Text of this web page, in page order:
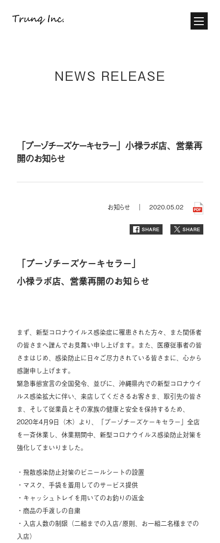
NEWS RELEASE
「プーゾチーズケーキセラー」小禄ラボ店、営業再
開のお知らせ
お知らせ ｜ 2020.05.02
「プーゾチーズケーキセラー」
小禄ラボ店、営業再開のお知らせ
まず、新型コロナウイルス感染症に罹患された方々、また関係者
の皆さまへ謹んでお見舞い申し上げます。また、医療従事者の皆
さまはじめ、感染防止に日々ご尽力されている皆さまに、心から
感謝申し上げます。
緊急事態宣言の全国発令、並びに、沖縄県内での新型コロナウイ
ルス感染拡大に伴い、来店してくださるお客さま、取引先の皆さ
ま、そして従業員とその家族の健康と安全を保持するため、
2020年4月9日（木）より、「プーゾチーズケーキセラー」全店
を一斉休業し、休業期間中、新型コロナウイルス感染防止対策を
強化してまいりました。
・飛散感染防止対策のビニールシートの設置
・マスク、手袋を着用してのサービス提供
・キャッシュトレイを用いてのお釣りの返金
・商品の手渡しの自粛
・入店人数の制限（二組までの入店/原則、お一組二名様までの
入店）